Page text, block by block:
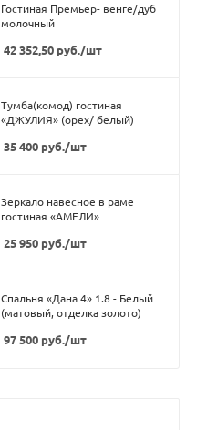
Гостиная Премьер- венге/дуб
молочный
42 352,50 руб./шт
Тумба(комод) гостиная
«ДЖУЛИЯ» (орех/ белый)
35 400 руб./шт
Зеркало навесное в раме
гостиная «АМЕЛИ»
25 950 руб./шт
Спальня «Дана 4» 1.8 - Белый
(матовый, отделка золото)
97 500 руб./шт